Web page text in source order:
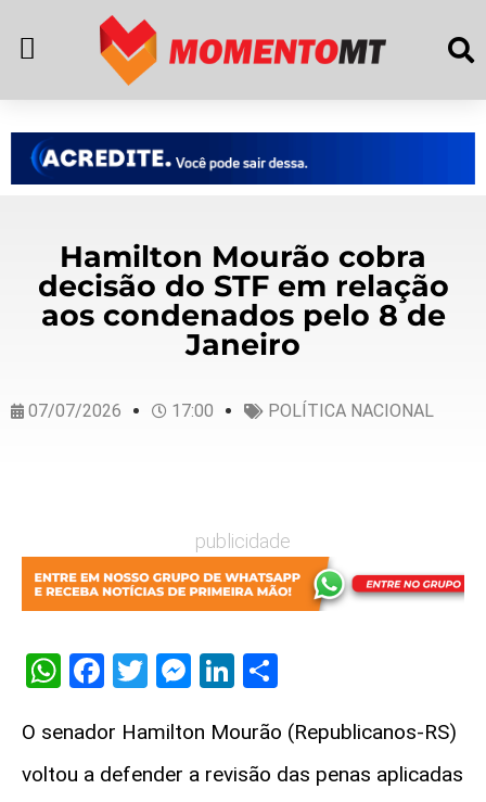
Hamilton Mourão cobra
decisão do STF em relação
aos condenados pelo 8 de
Janeiro
07/07/2026 17:00 POLÍTICA NACIONAL
publicidade
WhatsApp
Facebook
Twitter
Messenger
LinkedIn
O senador Hamilton Mourão (Republicanos-RS)
voltou a defender a revisão das penas aplicadas